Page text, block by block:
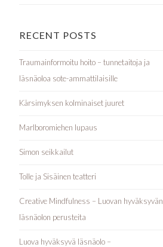
RECENT POSTS
Traumainformoitu hoito – tunnetaitoja ja
läsnäoloa sote-ammattilaisille
Kärsimyksen kolminaiset juuret
Marlboromiehen lupaus
Simon seikkailut
Tolle ja Sisäinen teatteri
Creative Mindfulness – Luovan hyväksyvän
läsnäolon perusteita
Luova hyväksyvä läsnäolo –